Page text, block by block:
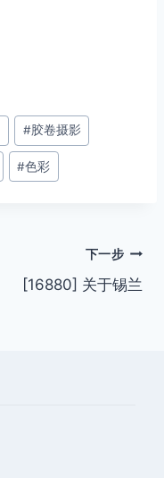
#胶卷摄影
#色彩
下一步
[16880] 关于锡兰